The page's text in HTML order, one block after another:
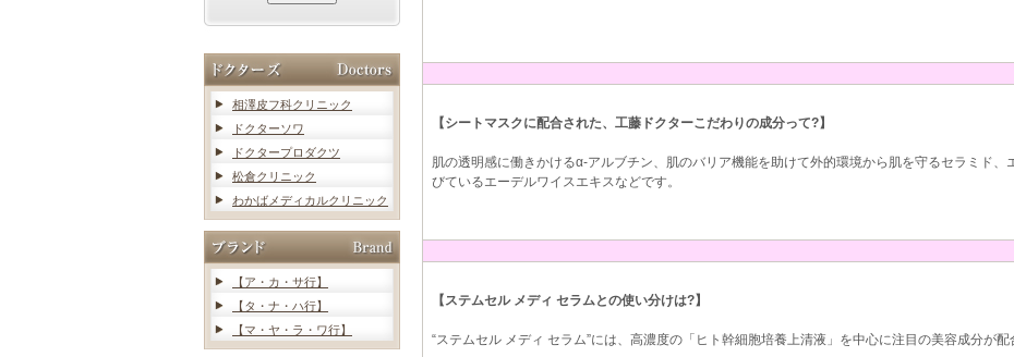
相澤皮フ科クリニック
ドクターソワ
ドクタープロダクツ
松倉クリニック
わかばメディカルクリニック
【ア・カ・サ行】
【タ・ナ・ハ行】
【マ・ヤ・ラ・ワ行】
【シートマスクに配合された、工藤ドクターこだわりの成分って?】
肌の透明感に働きかけるα-アルブチン、肌のバリア機能を助けて外的環境から肌を守るセラミド
びているエーデルワイスエキスなどです。
【ステムセル メディ セラムとの使い分けは?】
“ステムセル メディ セラム”には、高濃度の「ヒト幹細胞培養上清液」を中心に注目の美容成分が配